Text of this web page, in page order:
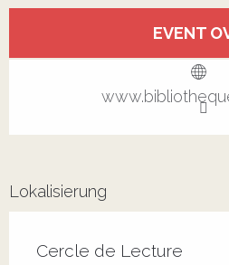
EVENT
Lokalisierung
Cercle de Lecture